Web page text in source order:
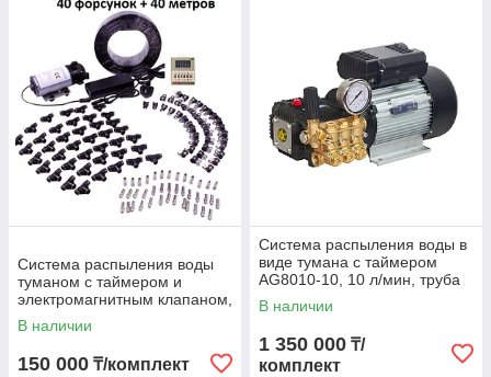
Система распыления воды
туманом с таймером и
электромагнитным клапаном,
40 форсунок, труба 40 м
В наличии
150 000 ₸/комплект
Система распыления воды в
виде тумана с таймером
AG8010-10, 10 л/мин, труба
ВД 180м, 145 форсунок
В наличии
1 350 000 ₸/
комплект